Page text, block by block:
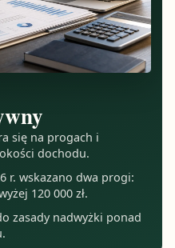
się na progach i
dochodu.
r. wskazano dwa progi:
120 000 zł.
zasady nadwyżki ponad